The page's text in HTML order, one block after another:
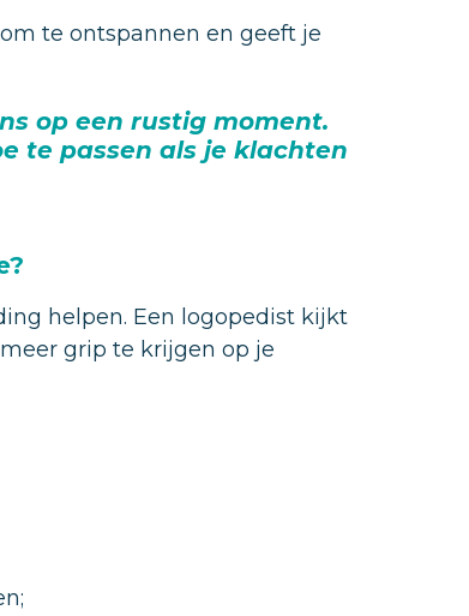
te ontspannen en geeft je
op een rustig moment.
te passen als je klachten
helpen. Een logopedist kijkt
grip te krijgen op je